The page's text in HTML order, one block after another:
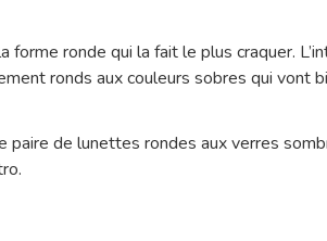
forme ronde qui la fait le plus craquer.
ronds aux couleurs sobres qui vont
paire de lunettes rondes aux verres